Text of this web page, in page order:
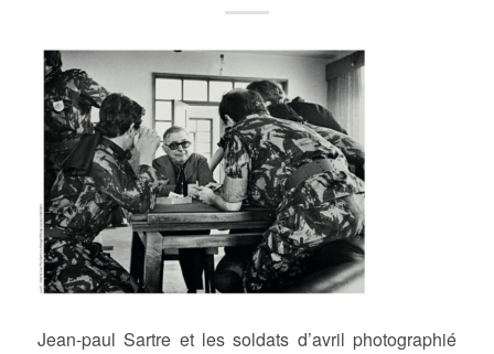
Jean-paul Sartre et les soldats d’avril photographié